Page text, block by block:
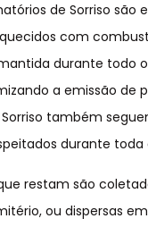
de Sorriso
com
durante todo
a emissão
também
durante toda
restam são
ou dispersas